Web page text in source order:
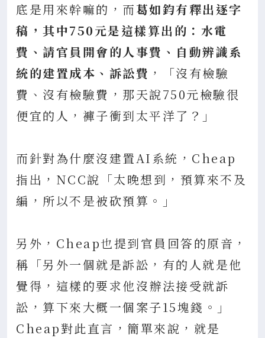
底是用來幹嘛的，而葛如鈞有釋出逐字
稿，其中750元是這樣算出的：水電
費、請官員開會的人事費、自動辨識系
統的建置成本、訴訟費 ，「沒有檢驗
費、沒有檢驗費，那天說750元檢驗很
便宜的人，褲子衝到太平洋了？」
而針對為什麼沒建置AI系統，Cheap
指出，NCC說「太晚想到，預算來不及
編，所以不是被砍預算。」
另外，Cheap也提到官員回答的原音，
稱「另外一個就是訴訟，有的人就是他
覺得，這樣的要求他沒辦法接受就訴
訟，算下來大概一個案子15塊錢。」
Cheap對此直言，簡單來說，就是